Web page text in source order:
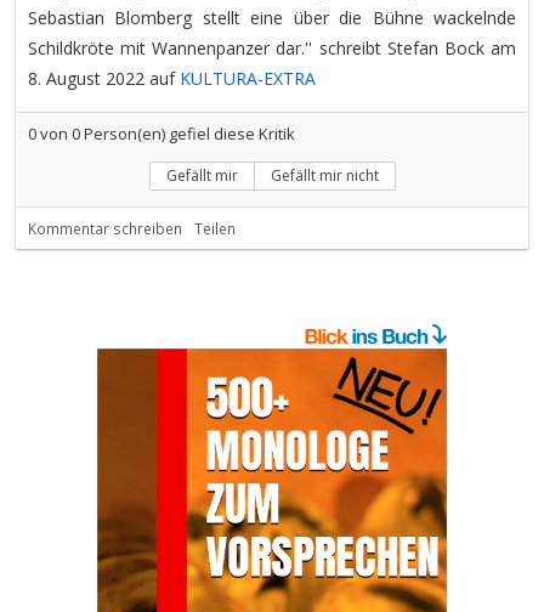
Sebastian Blomberg stellt eine über die Bühne wackelnde
Schildkröte mit Wannenpanzer dar.'' schreibt Stefan Bock am
8. August 2022 auf KULTURA-EXTRA
0von 0Person(en) gefiel diese Kritik
Gefällt mir Gefällt mir nicht
Kommentar schreiben Teilen